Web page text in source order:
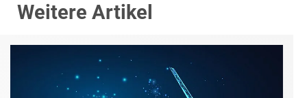
Weitere Artikel